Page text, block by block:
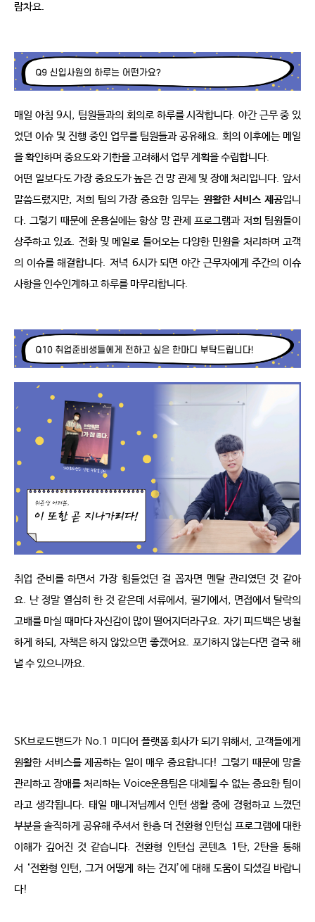
람차요.
매일 아침 9시 , 팀원들과의 회의로 하루를 시작합니다. 야간 근무 중 있
었던 이슈 및 진행 중인 업무를 팀원들과 공유해요. 회의 이후에는 메일
을 확인하며 중요도와 기한을 고려해서 업무 계획을 수립합니다.
어떤 일보다도 가장 중요도가 높은 건 망 관제 및 장애 처리입니다. 앞서
말씀드렸지만, 저희 팀의 가장 중요한 임무는 원활한 서비스 제공입니
다. 그렇기 때문에 운용실에는 항상 망 관제 프로그램과 저희 팀원들이
상주하고 있죠. 전화 및 메일로 들어오는 다양한 민원을 처리하며 고객
의 이슈를 해결합니다. 저녁 6시가 되면 야간 근무자에게 주간의 이슈
사항을 인수인계하고 하루를 마무리합니다.
취업 준비를 하면서 가장 힘들었던 걸 꼽자면 멘탈 관리였던 것 같아
요. 난 정말 열심히 한 것 같은데 서류에서, 필기에서, 면접에서 탈락의
고배를 마실 때마다 자신감이 많이 떨어지더라구요. 자기 피드백은 냉철
하게 하되 , 자책은 하지 않았으면 좋겠어요. 포기하지 않는다면 결국 해
낼 수 있으니까요.
SK브로드밴드가 No.1 미디어 플랫폼 회사가 되기 위해서, 고객들에게
원활한 서비스를 제공하는 일이 매우 중요합니다! 그렇기 때문에 망을
관리하고 장애를 처리하는 Voice운용팀은 대체될 수 없는 중요한 팀이
라고 생각됩니다. 태일 매니저님께서 인턴 생활 중에 경험하고 느꼈던
부분을 솔직하게 공유해 주셔서 한층 더 전환형 인턴십 프로그램에 대한
이해가 깊어진 것 같습니다. 전환형 인턴십 콘텐츠 1 탄, 2탄을 통해
서 ‘전환형 인턴, 그거 어떻게 하는 건지’에 대해 도움이 되셨길 바랍니
다!